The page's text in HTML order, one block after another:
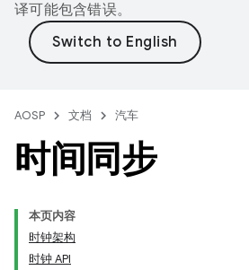
译可能包含错误。
AOSP 文档 汽车
时间同步
本页内容
时钟架构
时钟 API